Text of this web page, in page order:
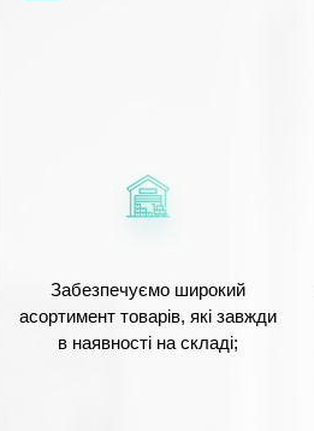
Забезпечуємо широкий
асортимент товарів, які завжди
в наявності на складі;